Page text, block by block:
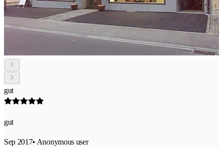
gut
gut
Sep 2017• Anonymous user